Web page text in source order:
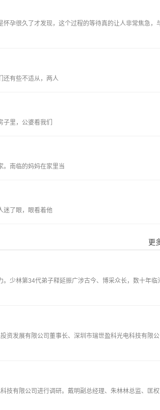
孕很久了才发现，这个过程的等待真的让人非常焦急，
有些不适从，两人
里，公婆看我们
南临的妈妈在家里当
了眼，眼看着他
更
少林第34代弟子释延振广涉古今、博采众长，数十年临
资发展有限公司董事长、深圳市瑞世盈科光电科技有限公
技有限公司进行调研。戴明副总经理、朱林林总监、匡